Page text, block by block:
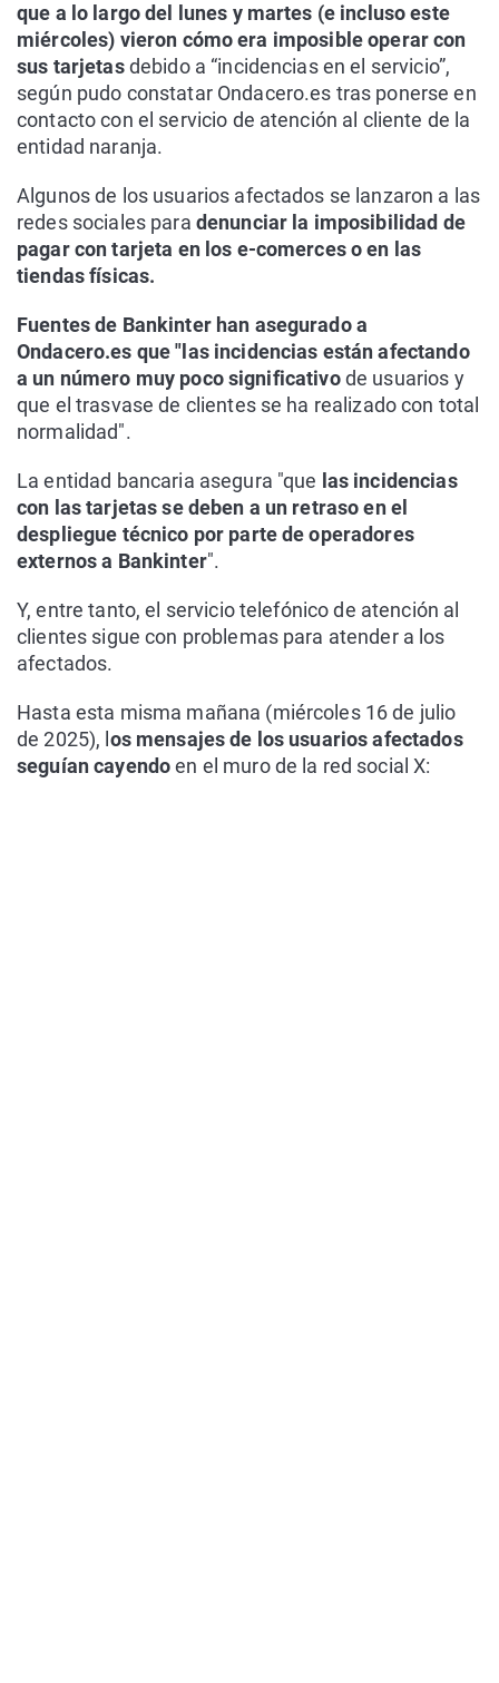
que a lo largo del lunes y martes (e incluso este
miércoles) vieron cómo era imposible operar con
sus tarjetasdebido a “incidencias en el servicio”,
según pudo constatar Ondacero.es tras ponerse en
contacto con el servicio de atención al cliente de la
entidad naranja.
Algunos de los usuarios afectados se lanzaron a las
redes sociales para denunciar la imposibilidad de
pagar con tarjeta en los e-comerces o en las
tiendas físicas.
Fuentes de Bankinter han asegurado a
Ondacero.es que "las incidencias están afectando
a un número muy poco significativode usuarios y
que el trasvase de clientes se ha realizado con total
normalidad".
La entidad bancaria asegura "que las incidencias
con las tarjetas se deben a un retraso en el
despliegue técnico por parte de operadores
externos a Bankinter".
Y, entre tanto, el servicio telefónico de atención al
clientes sigue con problemas para atender a los
afectados.
Hasta esta misma mañana (miércoles 16 de julio
de 2025), l os mensajes de los usuarios afectados
seguían cayendoen el muro de la red social X: